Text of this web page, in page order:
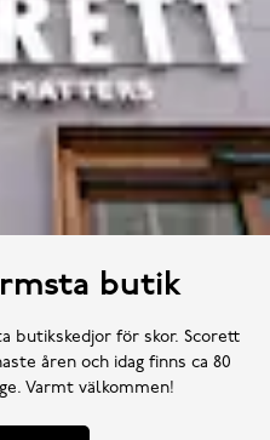
butik
butikskedjor för skor. Scorett
åren och idag finns ca 80
Varmt välkommen!